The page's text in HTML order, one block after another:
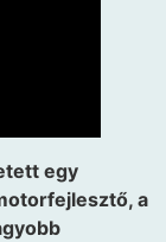
egy
a